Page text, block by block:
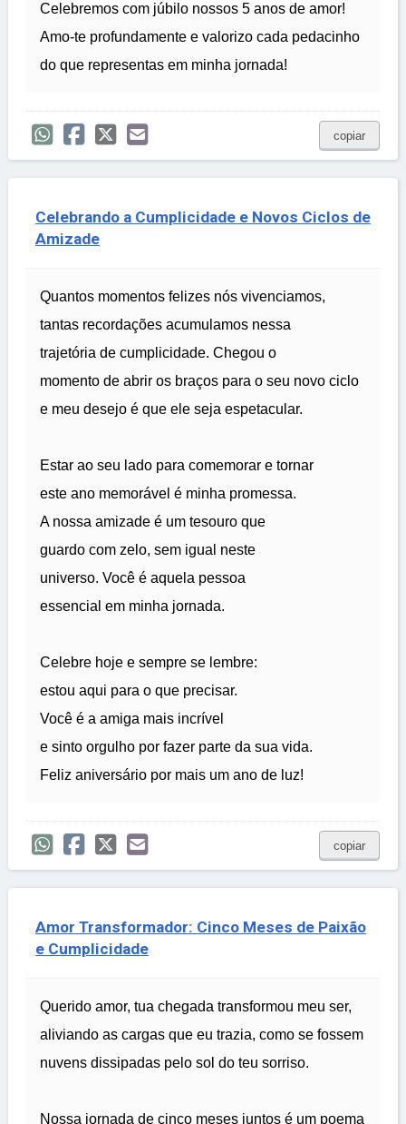
Celebremos com júbilo nossos 5 anos de amor!
Amo-te profundamente e valorizo cada pedacinho
do que representas em minha jornada!
copiar
Celebrando a Cumplicidade e Novos Ciclos de
Amizade
Quantos momentos felizes nós vivenciamos,
tantas recordações acumulamos nessa
trajetória de cumplicidade. Chegou o
momento de abrir os braços para o seu novo ciclo
e meu desejo é que ele seja espetacular.
Estar ao seu lado para comemorar e tornar
este ano memorável é minha promessa.
A nossa amizade é um tesouro que
guardo com zelo, sem igual neste
universo. Você é aquela pessoa
essencial em minha jornada.
Celebre hoje e sempre se lembre:
estou aqui para o que precisar.
Você é a amiga mais incrível
e sinto orgulho por fazer parte da sua vida.
Feliz aniversário por mais um ano de luz!
copiar
Amor Transformador: Cinco Meses de Paixão
e Cumplicidade
Querido amor, tua chegada transformou meu ser,
aliviando as cargas que eu trazia, como se fossem
nuvens dissipadas pelo sol do teu sorriso.
Nossa jornada de cinco meses juntos é um poema